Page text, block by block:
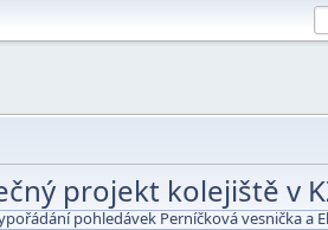
projekt kolejiště v
pohledávek Perníčková vesnička a